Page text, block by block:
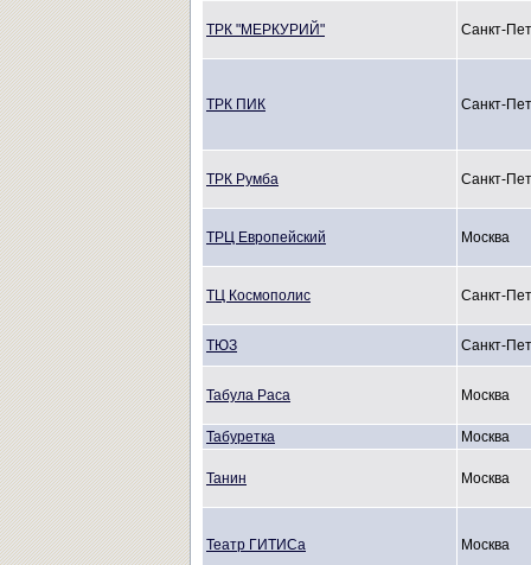
ТРК "МЕРКУРИЙ" Санкт-
ТРК ПИК Санкт-
ТРК Румба Санкт-
ТРЦ Европейский Москва
ТЦ Космополис Санкт-
ТЮЗ Санкт-
Табула Раса Москва
Табуретка Москва
Танин Москва
Театр ГИТИСа Москва